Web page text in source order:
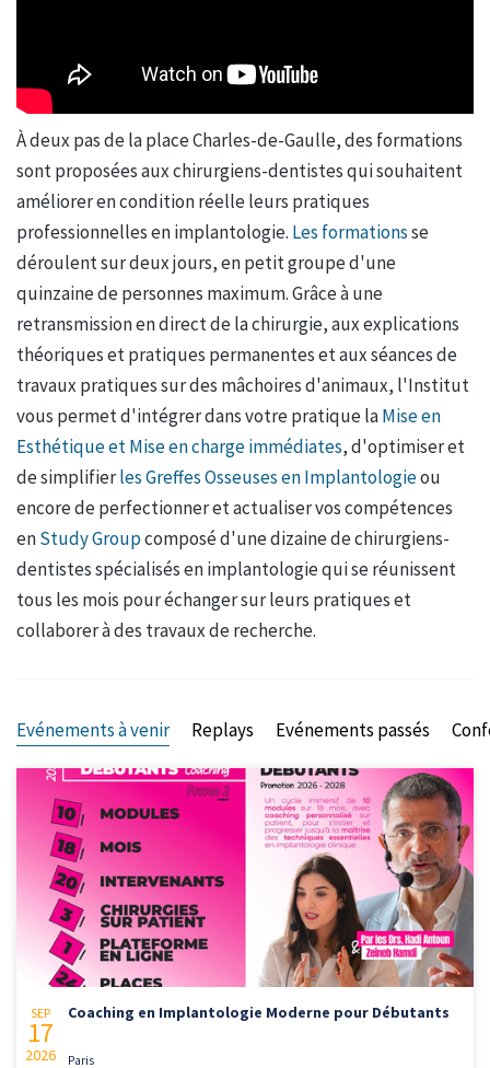
À deux pas de la place Charles-de-Gaulle, des formations
sont proposées aux chirurgiens-dentistes qui souhaitent
améliorer en condition réelle leurs pratiques
professionnelles en implantologie. Les formationsse
déroulent sur deux jours, en petit groupe d'une
quinzaine de personnes maximum. Grâce à une
retransmission en direct de la chirurgie, aux explications
théoriques et pratiques permanentes et aux séances de
travaux pratiques sur des mâchoires d'animaux, l'Institut
vous permet d'intégrer dans votre pratique laMise en
Esthétique et Mise en charge immédiates, d'optimiser et
de simplifierles Greffes Osseuses en Implantologieou
encore de perfectionner et actualiser vos compétences
enStudy Groupcomposé d'une dizaine de chirurgiens-
dentistes spécialisés en implantologie qui se réunissent
tous les mois pour échanger sur leurs pratiques et
collaborer à des travaux de recherche.
Evénements à venir Replays Evénements passés
SEP
17
2026
Coaching en Implantologie Moderne pour Débutants
Paris